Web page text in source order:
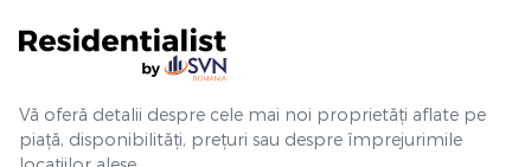
Vă oferă detalii despre cele mai noi proprietăți aflate pe
piață, disponibilități, prețuri sau despre împrejurimile